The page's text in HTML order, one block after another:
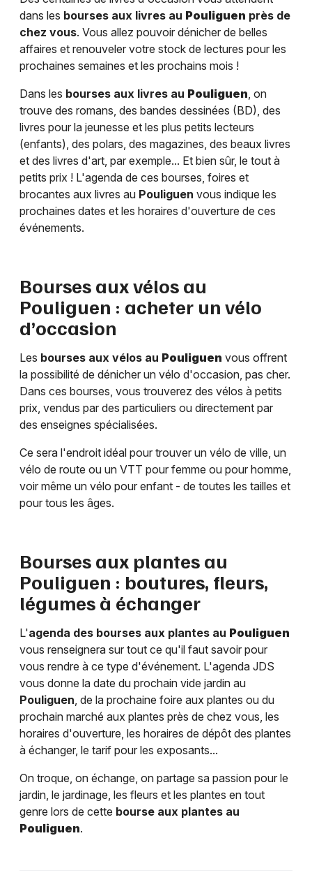
dans les bourses aux livres au Pouliguen près de
chez vous. Vous allez pouvoir dénicher de belles
affaires et renouveler votre stock de lectures pour les
prochaines semaines et les prochains mois !
Dans les bourses aux livres au Pouliguen, on
trouve des romans, des bandes dessinées (BD), des
livres pour la jeunesse et les plus petits lecteurs
(enfants), des polars, des magazines, des beaux livres
et des livres d'art, par exemple... Et bien sûr, le tout à
petits prix ! L'agenda de ces bourses, foires et
brocantes aux livres au Pouliguen vous indique les
prochaines dates et les horaires d'ouverture de ces
événements.
Bourses aux vélos au
Pouliguen : acheter un vélo
d’occasion
Les bourses aux vélos au Pouliguen vous offrent
la possibilité de dénicher un vélo d'occasion, pas cher.
Dans ces bourses, vous trouverez des vélos à petits
prix, vendus par des particuliers ou directement par
des enseignes spécialisées.
Ce sera l'endroit idéal pour trouver un vélo de ville, un
vélo de route ou un VTT pour femme ou pour homme,
voir même un vélo pour enfant - de toutes les tailles et
pour tous les âges.
Bourses aux plantes au
Pouliguen : boutures, fleurs,
légumes à échanger
L'agenda des bourses aux plantes au Pouliguen
vous renseignera sur tout ce qu'il faut savoir pour
vous rendre à ce type d'événement. L'agenda JDS
vous donne la date du prochain vide jardin au
Pouliguen, de la prochaine foire aux plantes ou du
prochain marché aux plantes près de chez vous, les
horaires d'ouverture, les horaires de dépôt des plantes
à échanger, le tarif pour les exposants...
On troque, on échange, on partage sa passion pour le
jardin, le jardinage, les fleurs et les plantes en tout
genre lors de cette bourse aux plantes au
Pouliguen.